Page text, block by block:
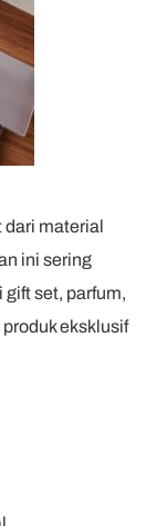
dari material
ini sering
set, parfum,
eksklusif